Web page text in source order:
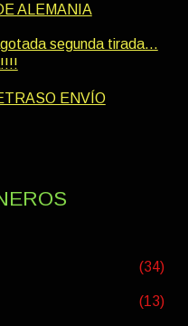
ALEMANIA
segunda tirada…
ENVÍO
(34)
(13)